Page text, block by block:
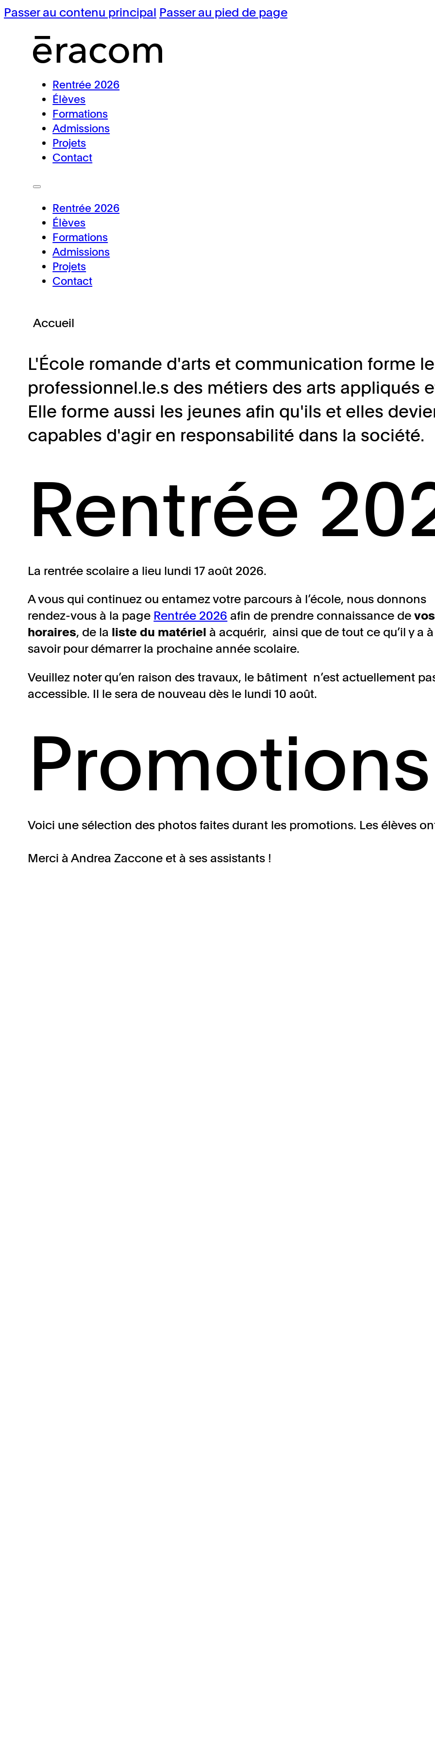
Passer au contenu principal Passer au pied de page
Rentrée 2026
Élèves
Formations
Admissions
Projets
Contact
Rentrée 2026
Élèves
Formations
Admissions
Projets
Contact
Accueil
L'École romande d'arts et communication forme
professionnel.le.s des métiers des arts appliqués
Elle forme aussi les jeunes afin qu'ils et elles
capables d'agir en responsabilité dans la société.
Rentrée
La rentrée scolaire a lieu lundi 17 août 2026.
A vous qui continuez ou entamez votre parcours à l’école, nous donnons
rendez-vous à la page Rentrée 2026 afin de prendre connaissance devos
horaires, de la liste du matériel à acquérir, ainsi que de tout ce qu’il y a à
savoir pour démarrer la prochaine année scolaire.
Veuillez noter qu’en raison des travaux, le bâtiment n’est actuellement
accessible. Il le sera de nouveau dès le lundi 10 août.
Voici une sélection des photos faites durant les promotions. Les élèves
Merci à Andrea Zaccone et à ses assistants !